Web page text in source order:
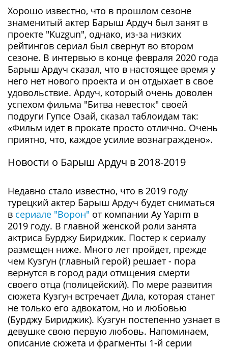
Хорошо известно, что в прошлом сезоне
знаменитый актер Барыш Ардуч был занят в
проекте "Kuzgun", однако, из-за низких
рейтингов сериал был свернут во втором
сезоне. В интервью в конце февраля 2020 года
Барыш Ардуч сказал, что в настоящее время у
него нет нового проекта и он отдыхает в свое
удовольствие. Ардуч, который очень доволен
успехом фильма "Битва невесток" своей
подруги Гупсе Озай, сказал таблоидам так:
«Фильм идет в прокате просто отлично. Очень
приятно, что, каждое усилие вознаграждено».
Новости о Барыш Ардуч в 2018-2019
Недавно стало известно, что в 2019 году
турецкий актер Барыш Ардуч будет сниматься
в сериале "Ворон" от компании Ay Yapım в
2019 году. В главной женской роли занята
актриса Бурджу Бириджик. Постер к сериалу
размещен ниже. Много лет пройдет, прежде
чем Кузгун (главный герой) решает - пора
вернутся в город ради отмщения смерти
своего отца (полицейский). По мере развития
сюжета Кузгун встречает Дила, которая станет
не только его адвокатом, но и любовью
(Бурджу Бириджик). Кузгун постепенно узнает в
девушке свою первую любовь. Напоминаем,
описание сюжета и фрагменты 1-й серии